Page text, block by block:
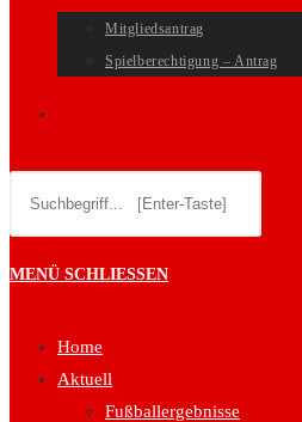
Mitgliedsantrag
Spielberechtigung – Antrag
UMSCHALTEN
MENÜ SCHLIESSEN
Home
Aktuell
Fußballergebnisse